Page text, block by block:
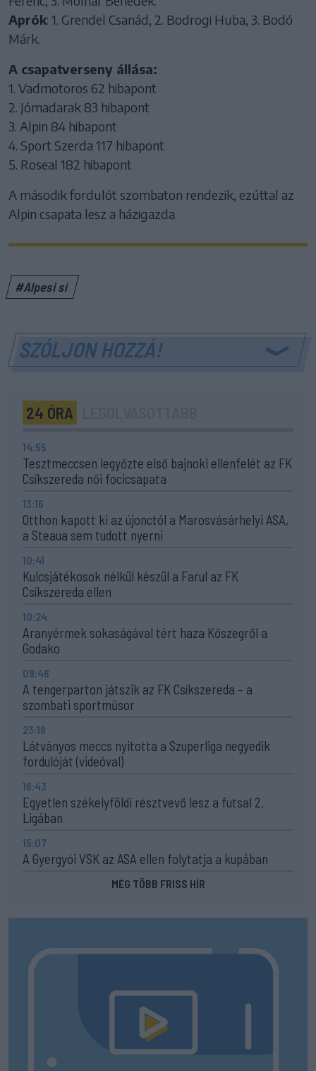
Aprók: 1. Grendel Csanád, 2. Bodrogi Huba, 3. Bodó
Márk.
A csapatverseny állása:
1. Vadmotoros 62 hibapont
2. Jómadarak 83 hibapont
3. Alpin 84 hibapont
4. Sport Szerda 117 hibapont
5. Roseal 182 hibapont
A második fordulót szombaton rendezik, ezúttal az
Alpin csapata lesz a házigazda.
#Alpesi sí
SZÓLJON HOZZÁ!
24 ÓRA
14:55
Tesztmeccsen legyőzte első bajnoki ellenfelét az FK
Csíkszereda női focicsapata
13:16
Otthon kapott ki az újonctól a Marosvásárhelyi ASA,
a Steaua sem tudott nyerni
10:41
Kulcsjátékosok nélkül készül a Farul az FK
Csíkszereda ellen
10:24
Aranyérmek sokaságával tért haza Kőszegről a
Godako
09:46
A tengerparton játszik az FK Csíkszereda – a
szombati sportműsor
23:18
Látványos meccs nyitotta a Szuperliga negyedik
fordulóját (videóval)
16:43
Egyetlen székelyföldi résztvevő lesz a futsal 2.
Ligában
15:07
A Gyergyói VSK az ASA ellen folytatja a kupában
MÉG TÖBB FRISS HÍR